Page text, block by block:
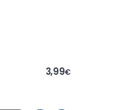
3,99€